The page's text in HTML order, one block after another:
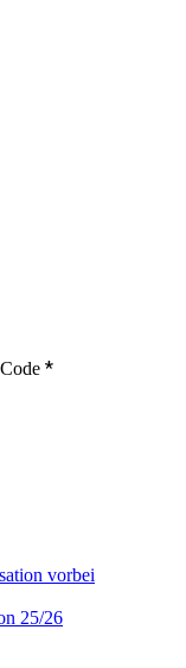
*
vorbei
25/26